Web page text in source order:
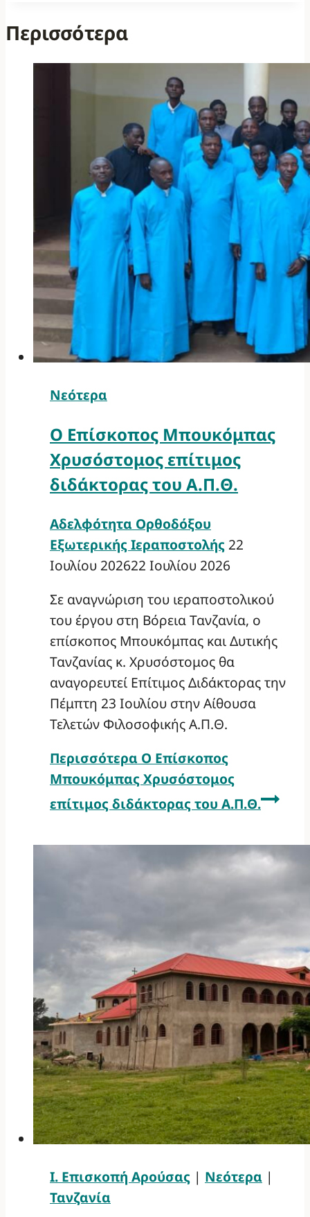
Περισσότερα
Νεότερα
Ο Επίσκοπος Μπουκόμπας
Χρυσόστομος επίτιμος
διδάκτορας του Α.Π.Θ.
Αδελφότητα Ορθοδόξου
Εξωτερικής Ιεραποστολής 22
Ιουλίου 202622 Ιουλίου 2026
Σε αναγνώριση του ιεραποστολικού
του έργου στη Βόρεια Τανζανία, ο
επίσκοπος Μπουκόμπας και Δυτικής
Τανζανίας κ. Χρυσόστομος θα
αναγορευτεί Επίτιμος Διδάκτορας την
Πέμπτη 23 Ιουλίου στην Αίθουσα
Τελετών Φιλοσοφικής Α.Π.Θ.
Περισσότερα Ο Επίσκοπος
Μπουκόμπας Χρυσόστομος
επίτιμος διδάκτορας του Α.Π.Θ.
Ι. Επισκοπή Αρούσας | Νεότερα |
Τανζανία